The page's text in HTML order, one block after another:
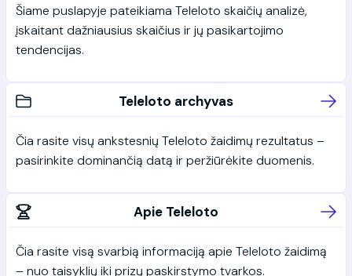
Šiame puslapyje pateikiama Teleloto skaičių analizė,
įskaitant dažniausius skaičius ir jų pasikartojimo
tendencijas.
Teleloto archyvas
Čia rasite visų ankstesnių Teleloto žaidimų rezultatus –
pasirinkite dominančią datą ir peržiūrėkite duomenis.
Apie Teleloto
Čia rasite visą svarbią informaciją apie Teleloto žaidimą
– nuo taisyklių iki prizų paskirstymo tvarkos.